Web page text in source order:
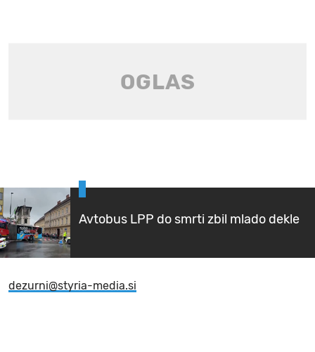
Avtobus LPP do smrti zbil mlado dekle
dezurni@styria-media.si